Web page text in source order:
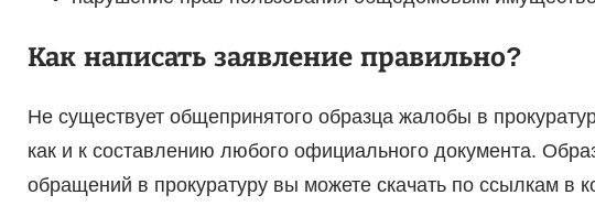
Как написать заявление правильно?
Не существует общепринятого образца жалобы в
как и к составлению любого официального документа.
обращений в прокуратуру вы можете скачать по ссылкам в